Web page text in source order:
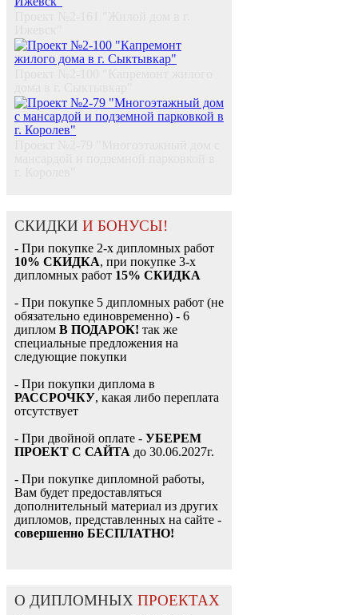
СКИДКИ И БОНУСЫ!
- При покупке 2-х дипломных работ
10% СКИДКА, при покупке 3-х
дипломных работ 15% СКИДКА
- При покупке 5 дипломных работ (не
обязательно единовременно) - 6
диплом В ПОДАРОК! так же
специальные предложения на
следующие покупки
- При покупки диплома в
РАССРОЧКУ, какая либо переплата
отсутствует
- При двойной оплате - УБЕРЕМ
ПРОЕКТ С САЙТА до 30.06.2027г.
- При покупке дипломной работы,
Вам будет предоставляться
дополнительный материал из других
дипломов, представленных на сайте -
совершенно БЕСПЛАТНО!
О ДИПЛОМНЫХ ПРОЕКТАХ